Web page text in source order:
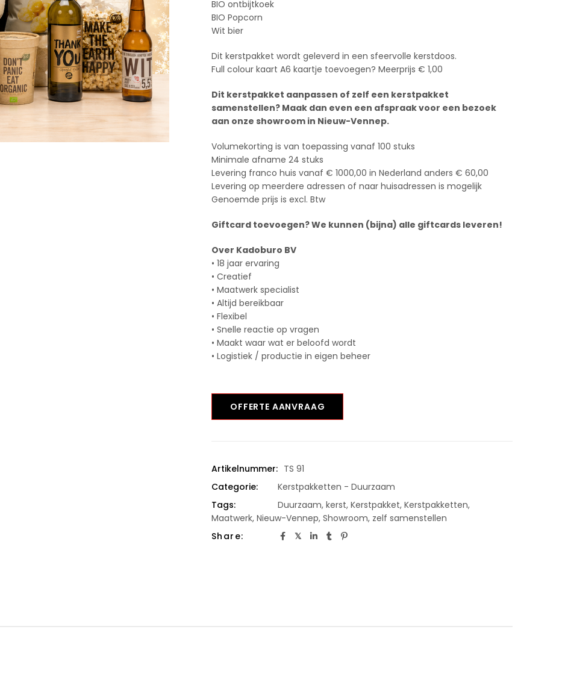
BIO ontbijtkoek
BIO Popcorn
Wit bier
Dit kerstpakket wordt geleverd in een sfeervolle kerstdoos.
Full colour kaart A6 kaartje toevoegen? Meerprijs € 1,00
Dit kerstpakket aanpassen of zelf een kerstpakket
samenstellen? Maak dan even een afspraak voor een bezoek
aan onze showroom in Nieuw-Vennep.
Volumekorting is van toepassing vanaf 100 stuks
Minimale afname 24 stuks
Levering franco huis vanaf € 1000,00 in Nederland anders € 60,00
Levering op meerdere adressen of naar huisadressen is mogelijk
Genoemde prijs is excl. Btw
Giftcard toevoegen? We kunnen (bijna) alle giftcards leveren!
Over Kadoburo BV
• 18 jaar ervaring
• Creatief
• Maatwerk specialist
• Altijd bereikbaar
• Flexibel
• Snelle reactie op vragen
• Maakt waar wat er beloofd wordt
• Logistiek / productie in eigen beheer
OFFERTE AANVRAAG
Artikelnummer: TS 91
Categorie:
Kerstpakketten - Duurzaam
Tags:
Duurzaam, kerst, Kerstpakket, Kerstpakketten,
Maatwerk, Nieuw-Vennep, Showroom, zelf samenstellen
Share: